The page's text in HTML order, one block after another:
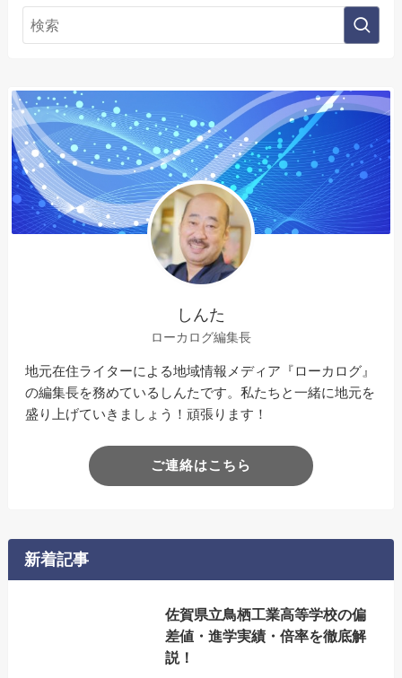
しんた
ローカログ編集長
地元在住ライターによる地域情報メディア『ローカログ』
の編集長を務めているしんたです。私たちと一緒に地元を
盛り上げていきましょう！頑張ります！
ご連絡はこちら
新着記事
佐賀県立鳥栖工業高等学校の偏
差値・進学実績・倍率を徹底解
説！